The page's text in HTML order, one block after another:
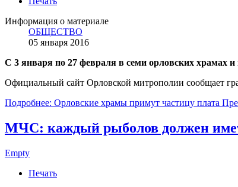
Информация о материале
ОБЩЕСТВО
05 января 2016
С 3 января по 27 февраля в семи орловских храмах
Официальный сайт Орловской митрополии сообщает
Подробнее: Орловские храмы примут частицу плата
МЧС: каждый рыболов должен
Empty
Печать